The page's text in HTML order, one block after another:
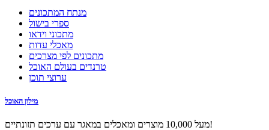
מנתח המתכונים
ספרי בישול
מתכוני וידאו
מאכלי עדות
מתכונים לפי מצרכים
טרנדים בעולם האוכל
ערוצי תוכן
מילון האוכל
מעל 10,000 מוצרים ומאכלים במאגר עם ערכים תזונתיים!